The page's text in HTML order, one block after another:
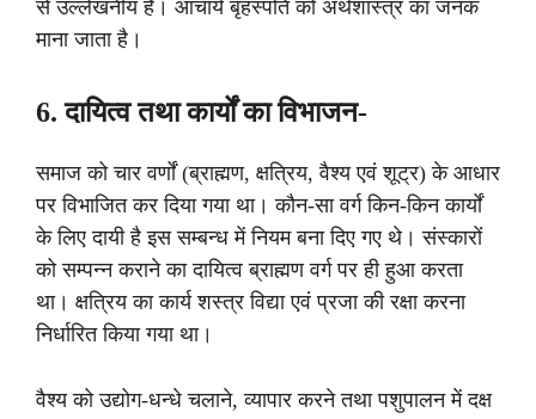
से उल्लेखनीय है। आचार्य बृहस्पति को अर्थशास्त्र का जनक
माना जाता है।
6. दायित्व तथा कार्यों का विभाजन-
समाज को चार वर्णों (ब्राह्मण, क्षत्रिय, वैश्य एवं शूट्र) के आधार
पर विभाजित कर दिया गया था। कौन-सा वर्ग किन-किन कार्यों
के लिए दायी है इस सम्बन्ध में नियम बना दिए गए थे। संस्कारों
को सम्पन्न कराने का दायित्व ब्राह्मण वर्ग पर ही हुआ करता
था। क्षत्रिय का कार्य शस्त्र विद्या एवं प्रजा की रक्षा करना
निर्धारित किया गया था।
वैश्य को उद्योग-धन्धे चलाने, व्यापार करने तथा पशुपालन में दक्ष